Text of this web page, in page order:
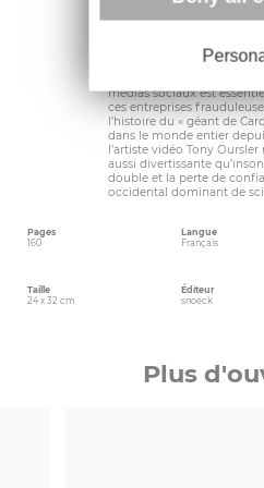
recherche historique et
escroquerie ciblée et
temps par trop familier. Les
fake news et théories du
médias sociaux est
ces entreprises
l’histoire du « géant de
dans le monde entier
l’artiste vidéo Tony
aussi divertissante
double et la perte de
occidental dominant de
Pages
160
Langue
Français
Taille
24 x 32 cm
Éditeur
snoeck
Plus